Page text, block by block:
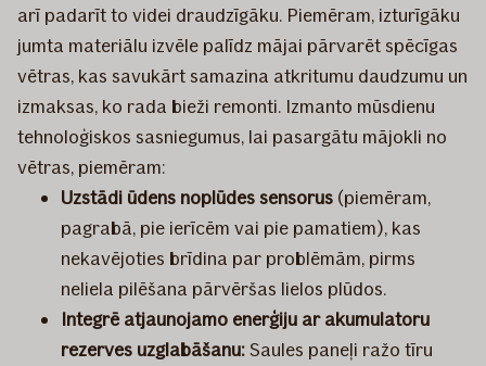
arī padarīt to videi draudzīgāku. Piemēram, izturīgāku
jumta materiālu izvēle palīdz mājai pārvarēt spēcīgas
vētras, kas savukārt samazina atkritumu daudzumu un
izmaksas, ko rada bieži remonti. Izmanto mūsdienu
tehnoloģiskos sasniegumus, lai pasargātu mājokli no
vētras, piemēram:
Uzstādi ūdens noplūdes sensorus (piemēram,
pagrabā, pie ierīcēm vai pie pamatiem), kas
nekavējoties brīdina par problēmām, pirms
neliela pilēšana pārvēršas lielos plūdos.
Integrē atjaunojamo enerģiju ar akumulatoru
rezerves uzglabāšanu:Saules paneļi ražo tīru